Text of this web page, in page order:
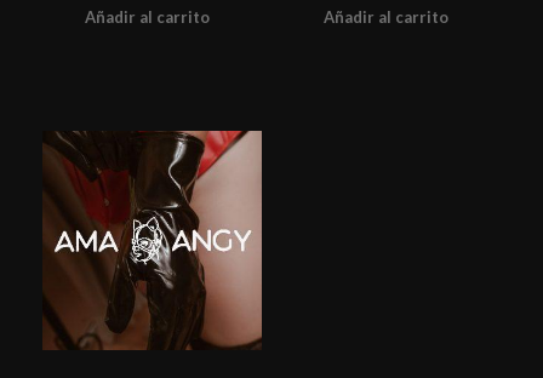
Añadir al carrito Añadir al carrito